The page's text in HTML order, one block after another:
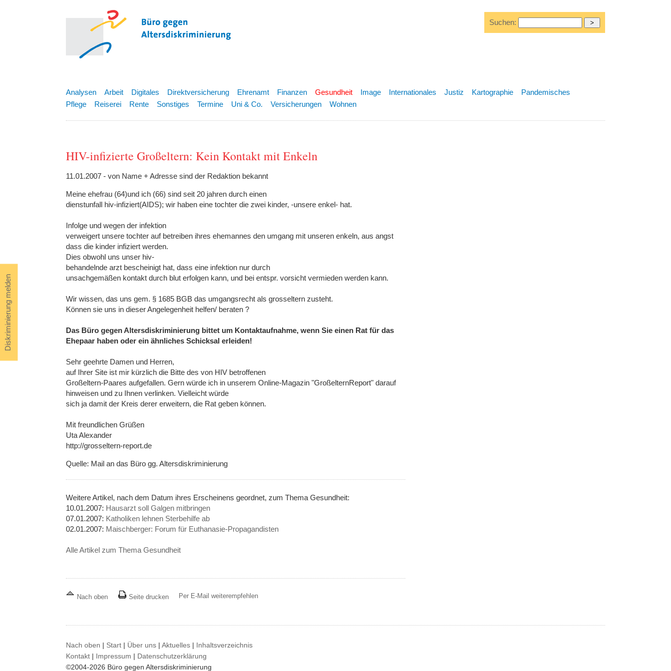
Diskriminierung melden
Suchen:
Analysen Arbeit Digitales Direktversicherung Ehrenamt Finanzen Gesundheit Image Internationales Justiz Kartographie
Pandemisches
Pflege
Reiserei Rente Sonstiges Termine Uni & Co. Versicherungen Wohnen
HIV-infizierte Großeltern: Kein Kontakt mit Enkeln
11.01.2007 - von Name + Adresse sind der Redaktion bekannt
Meine ehefrau (64)und ich (66) sind seit 20 jahren durch einen
dienstunfall hiv-infiziert(AIDS); wir haben eine tochter die zwei kinder, -unsere enkel- hat.
Infolge und wegen der infektion
verweigert unsere tochter auf betreiben ihres ehemannes den umgang mit unseren enkeln, aus angst
dass die kinder infiziert werden.
Dies obwohl uns unser hiv-
behandelnde arzt bescheinigt hat, dass eine infektion nur durch
unsachgemäßen kontakt durch blut erfolgen kann, und bei entspr. vorsicht vermieden werden kann.
Wir wissen, das uns gem. § 1685 BGB das umgangsrecht als grosseltern zusteht.
Können sie uns in dieser Angelegenheit helfen/ beraten ?
Das Büro gegen Altersdiskriminierung bittet um Kontaktaufnahme, wenn Sie einen Rat für das
Ehepaar haben oder ein ähnliches Schicksal erleiden!
Sehr geehrte Damen und Herren,
auf Ihrer Site ist mir kürzlich die Bitte des von HIV betroffenen
Großeltern-Paares aufgefallen. Gern würde ich in unserem Online-Magazin "GroßelternReport" darauf
hinweisen und zu Ihnen verlinken. Vielleicht würde
sich ja damit der Kreis derer erweitern, die Rat geben können.
Mit freundlichen Grüßen
Uta Alexander
http://grosseltern-report.de
Quelle: Mail an das Büro gg. Altersdiskriminierung
Weitere Artikel, nach dem Datum ihres Erscheinens geordnet, zum Thema Gesundheit:
10.01.2007: Hausarzt soll Galgen mitbringen
07.01.2007: Katholiken lehnen Sterbehilfe ab
02.01.2007: Maischberger: Forum für Euthanasie-Propagandisten
Alle Artikel zum Thema Gesundheit
Nach oben Seite drucken Per E-Mail weiterempfehlen
Nach oben | Start | Über uns | Aktuelles | Inhaltsverzeichnis
Kontakt | Impressum | Datenschutzerklärung
©2004-2026 Büro gegen Altersdiskriminierung